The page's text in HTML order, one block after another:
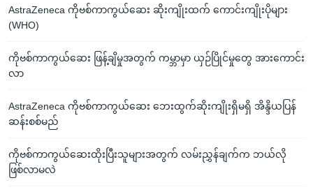
AstraZeneca ကိုဗစ်ကာကွယ်ဆေး ဆိုးကျိုးထက် ကောင်းကျိုးပိုများ
(WHO)
ကိုဗစ်ကာကွယ်ဆေး ဖြန့်ချိမှုအတွက် ကမ္ဘာမှာ ယှဉ်ပြိုင်မှုတွေ အားကောင်း
လာ
AstraZeneca ကိုဗစ်ကာကွယ်ဆေး ဘေးထွက်ဆိုးကျိုးရှိမရှိ အိန္ဒိယပြန်
ဆန်းစစ်မည်
ကိုဗစ်ကာကွယ်ဆေးထိုးပြီးသူများအတွက် လမ်းညွှန်ချက်က ဘယ်လို
ဖြစ်လာမလဲ